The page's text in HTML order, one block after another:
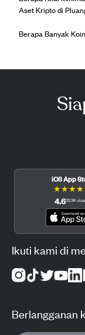
Aset Kripto di
Berapa Banyak
iOS App
★★★★
4.6(12.3K
Ikuti kami di
Berlangganan